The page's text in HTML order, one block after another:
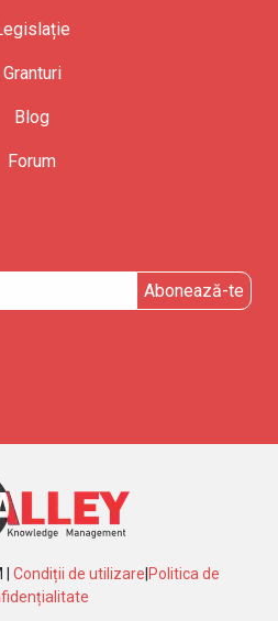
Granturi
Blog
Forum
Condiții de utilizare Politica de